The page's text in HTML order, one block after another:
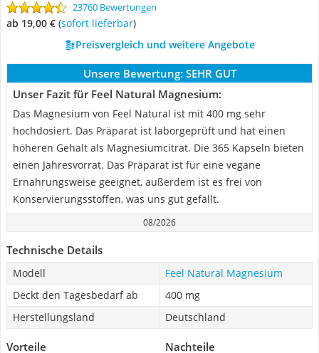
23760 Bewertungen
ab 19,00 € ( Sofort lieferbar)
Preisvergleich und weitere Angebote
Unsere Bewertung: SEHR GUT
Unser Fazit für Feel Natural Magnesium:
Das Magnesium von Feel Natural ist mit 400 mg sehr
hochdosiert. Das Präparat ist laborgeprüft und hat einen
höheren Gehalt als Magnesiumcitrat. Die 365 Kapseln bieten
einen Jahresvorrat. Das Präparat ist für eine vegane
Ernährungsweise geeignet, außerdem ist es frei von
Konservierungsstoffen, was uns gut gefällt.
08/2026
Technische Details
Modell
Feel Natural Magnesium
Deckt den Tagesbedarf ab
400 mg
Herstellungsland
Deutschland
Vorteile Nachteile